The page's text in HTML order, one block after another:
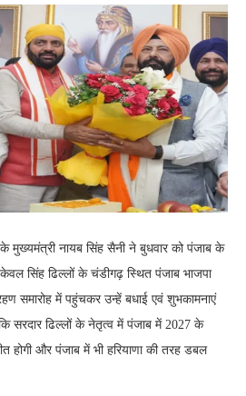
के मुख्यमंत्री नायब सिंह सैनी ने बुधवार को पंजाब के
सिंह ढिल्लों के चंडीगढ़ स्थित पंजाब भाजपा
समारोह में पहुंचकर उन्हें बधाई एवं शुभकामनाएं
कि सरदार ढिल्लों के नेतृत्व में पंजाब में 2027 के
होगी और पंजाब में भी हरियाणा की तरह डबल